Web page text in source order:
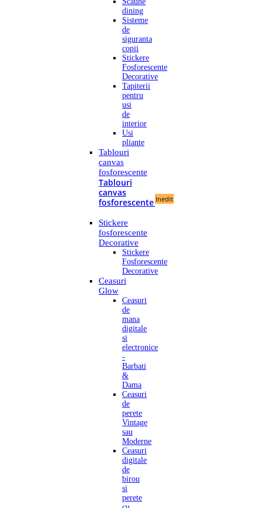
dining
Sisteme
de
siguranta
copii
Stickere
Fosforescente
Decorative
Tapiterii
pentru
usi
de
interior
Usi
pliante
Tablouri
canvas
fosforescente
Tablouri
canvas
fosforescente Inedit
Stickere
fosforescente
Decorative
Stickere
Fosforescente
Decorative
Ceasuri
Glow
Ceasuri
de
mana
digitale
si
electronice
-
Barbati
&
Dama
Ceasuri
de
perete
Vintage
sau
Moderne
Ceasuri
digitale
de
birou
si
perete